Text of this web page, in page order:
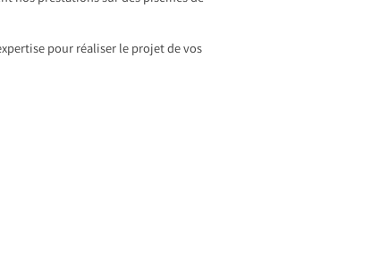
pour réaliser le projet de vos